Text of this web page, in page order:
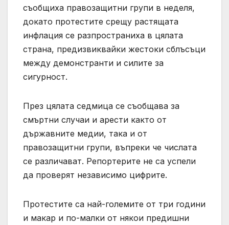
съобщиха правозащитни групи в неделя,
докато протестите срещу растящата
инфлация се разпространиха в цялата
страна, предизвиквайки жестоки сблъсъци
между демонстранти и силите за
сигурност.
През цялата седмица се съобщава за
смъртни случаи и арести както от
държавните медии, така и от
правозащитни групи, въпреки че числата
се различават. Репортерите не са успели
да проверят независимо цифрите.
Протестите са най-големите от три години
и макар и по-малки от някои предишни